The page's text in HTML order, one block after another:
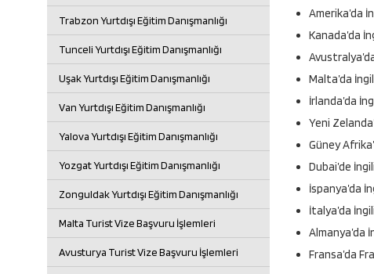
Trabzon Yurtdışı Eğitim Danışmanlığı
Tunceli Yurtdışı Eğitim Danışmanlığı
Uşak Yurtdışı Eğitim Danışmanlığı
Van Yurtdışı Eğitim Danışmanlığı
Yalova Yurtdışı Eğitim Danışmanlığı
Yozgat Yurtdışı Eğitim Danışmanlığı
Zonguldak Yurtdışı Eğitim Danışmanlığı
Malta Turist Vize Başvuru İşlemleri
Avusturya Turist Vize Başvuru İşlemleri
Amerika’da
Kanada’da
Malta’da
İrlanda’da
Yeni
Güney
Dubai’de
İspanya’da
İtalya’da
Almanya’da
Fransa’da